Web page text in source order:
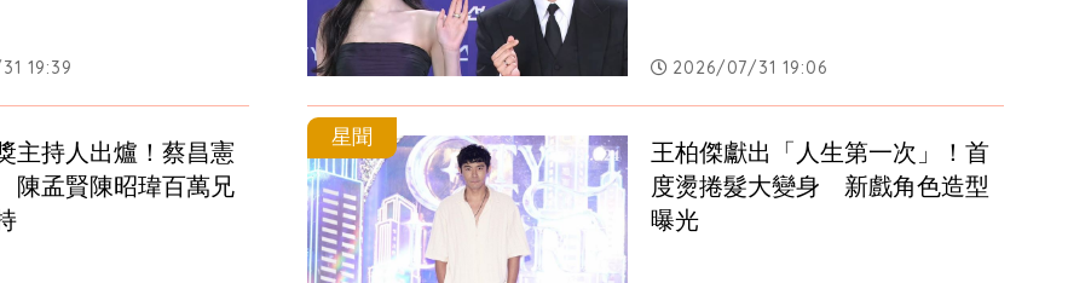
19:39 2026/07/31 19:06
主持人出爐！蔡昌憲
陳孟賢陳昭瑋百萬兄
星聞
王柏傑獻出「人生第一次」！首
度燙捲髮大變身　新戲角色造型
曝光